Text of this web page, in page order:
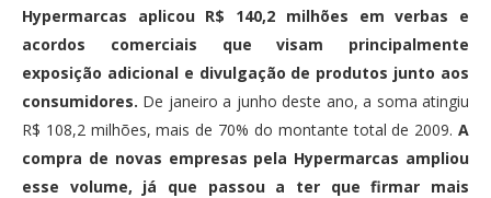
Hypermarcas aplicou R$ 140,2 milhões em verbas e
acordos comerciais que visam principalmente
exposição adicional e divulgação de produtos junto aos
consumidores. De janeiro a junho deste ano, a soma atingiu
R$ 108,2 milhões, mais de 70% do montante total de 2009. A
compra de novas empresas pela Hypermarcas ampliou
esse volume, já que passou a ter que firmar mais